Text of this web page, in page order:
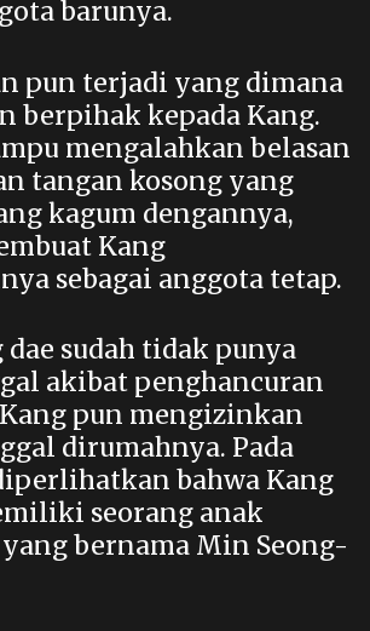
barunya.
pun terjadi yang dimana
berpihak kepada Kang.
mengalahkan belasan
tangan kosong yang
kagum dengannya,
Kang
sebagai anggota tetap.
dae sudah tidak punya
akibat penghancuran
pun mengizinkan
dirumahnya. Pada
bahwa Kang
seorang anak
bernama Min Seong-